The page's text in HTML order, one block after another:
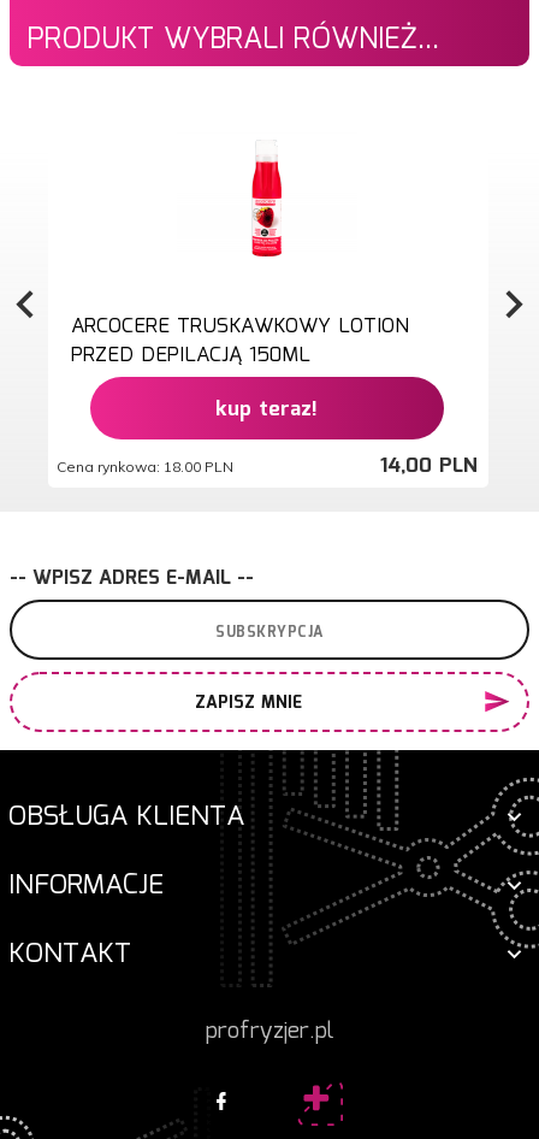
PRODUKT WYBRALI RÓWNIEŻ...
ARCOCERE TRUSKAWKOWY LOTION
PRZED DEPILACJĄ 150ML
kup teraz!
14,00 PLN
Cena rynkowa: 18.00 PLN
-- WPISZ ADRES E-MAIL --
ZAPISZ MNIE
OBSŁUGA KLIENTA
INFORMACJE
KONTAKT
profryzjer.pl